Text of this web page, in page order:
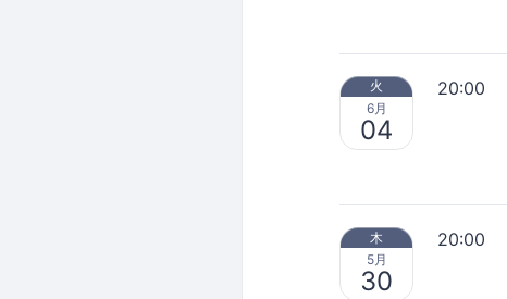
火
6月
04
20:00
木
5月
30
20:00